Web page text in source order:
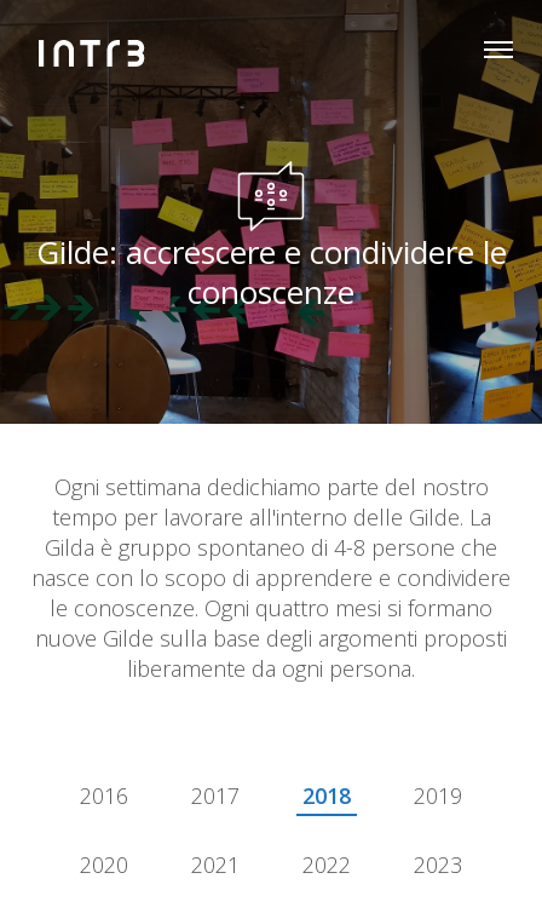
Gilde: accrescere e condividere le
conoscenze
Ogni settimana dedichiamo parte del nostro
tempo per lavorare all'interno delle Gilde. La
Gilda è gruppo spontaneo di 4-8 persone che
nasce con lo scopo di apprendere e condividere
le conoscenze. Ogni quattro mesi si formano
nuove Gilde sulla base degli argomenti proposti
liberamente da ogni persona.
2016 2017 2018 2019
2020 2021 2022 2023